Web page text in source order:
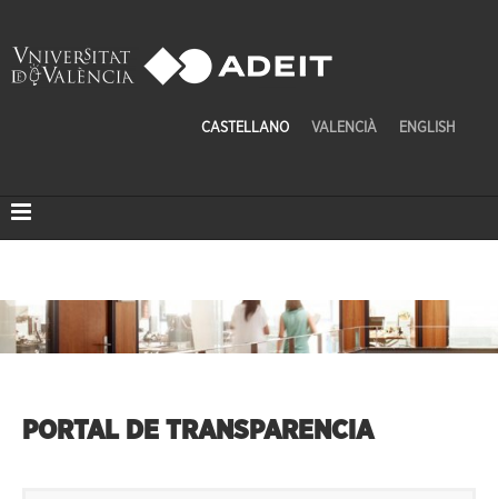
CASTELLANO VALENCIÀ ENGLISH
PORTAL DE TRANSPARENCIA